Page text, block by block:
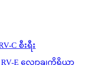
C စီးရီး
E လျှော့ချကိရိယာ